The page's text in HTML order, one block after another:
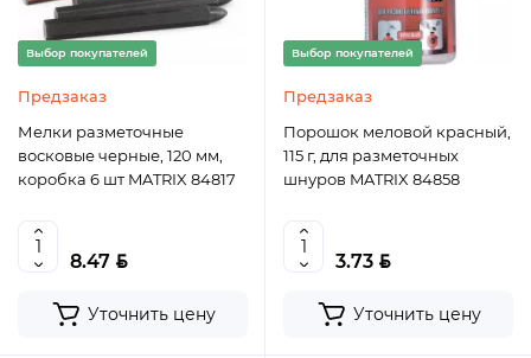
Выбор покупателей
Предзаказ
Мелки разметочные
восковые черные, 120 мм,
коробка 6 шт MATRIX 84817
8.47 BYN
Уточнить цену
Выбор покупателей
Предзаказ
Порошок меловой красный,
115 г, для разметочных
шнуров MATRIX 84858
3.73 BYN
Уточнить цену